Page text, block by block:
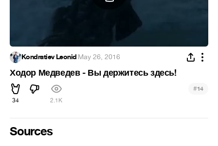
Kondratiev Leonid·May 26, 2016
Ходор Медведев - Вы держитесь здесь!
34 2.1K
#14
Sources